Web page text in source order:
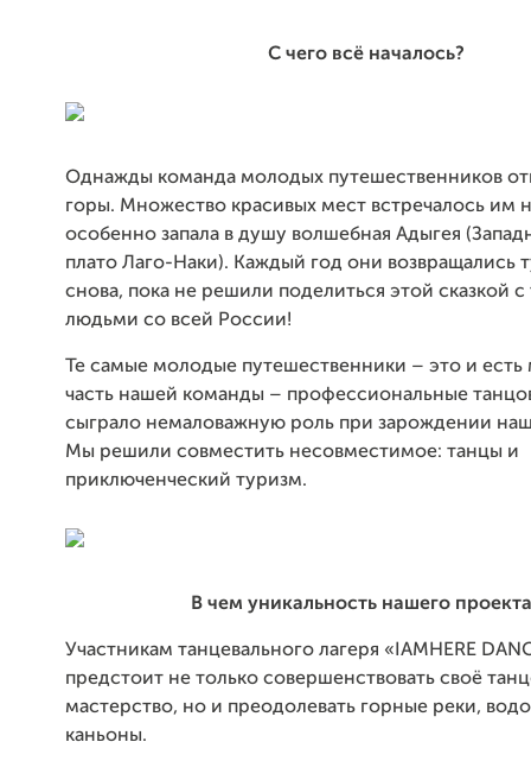
С чего всё началось?
Однажды команда молодых путешественников
горы. Множество красивых мест встречалось им
особенно запала в душу волшебная Адыгея
плато Лаго-Наки). Каждый год они возвращались
снова, пока не решили поделиться этой сказкой
людьми со всей России!
Те самые молодые путешественники – это и
часть нашей команды – профессиональные
сыграло немаловажную роль при зарождении
Мы решили совместить несовместимое: танцы и
приключенческий туризм.
В чем уникальность нашего
Участникам танцевального лагеря «IAMHERE
предстоит не только совершенствовать своё
мастерство, но и преодолевать горные реки,
каньоны.